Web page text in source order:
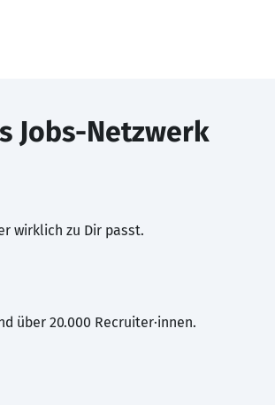
Jobs-Netzwerk
wirklich zu Dir passt.
über 20.000 Recruiter·innen.